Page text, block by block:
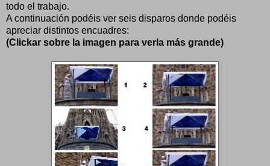
todo el trabajo.
A continuación podéis ver seis disparos donde podéis
apreciar distintos encuadres:
(Clickar sobre la imagen para verla más grande)